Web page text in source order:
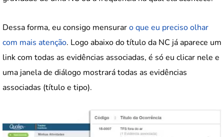
Dessa forma, eu consigo mensuraro que eu preciso olhar
com mais atenção. Logo abaixo do título da NC já aparece um
link com todas as evidências associadas, é só eu clicar nele e
uma janela de diálogo mostrará todas as evidências
associadas (título e tipo).